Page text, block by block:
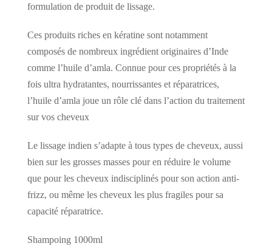
formulation de produit de lissage.
Ces produits riches en kératine sont notamment
composés de nombreux ingrédient originaires d’Inde
comme l’huile d’amla. Connue pour ces propriétés à la
fois ultra hydratantes, nourrissantes et réparatrices,
l’huile d’amla joue un rôle clé dans l’action du traitement
sur vos cheveux
Le lissage indien s’adapte à tous types de cheveux, aussi
bien sur les grosses masses pour en réduire le volume
que pour les cheveux indisciplinés pour son action anti-
frizz, ou même les cheveux les plus fragiles pour sa
capacité réparatrice.
Shampoing 1000ml